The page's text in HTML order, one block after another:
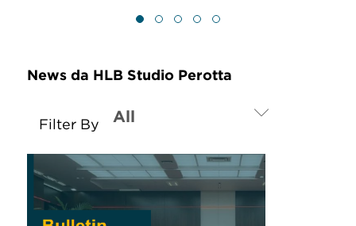
News da HLB Studio Perotta
Filter By